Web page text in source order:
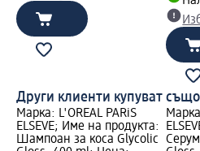
Други клиенти купуват също
Марка: L'ORÉAL PARiS
ELSEVE; Име на продукта:
Шампоан за коса Glycolic